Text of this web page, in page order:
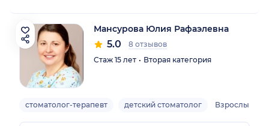
Мансурова Юлия Рафаэлевна
5.0
8 отзывов
Стаж 15 лет
Вторая категория
стоматолог-терапевт детский стоматолог Взрослый,